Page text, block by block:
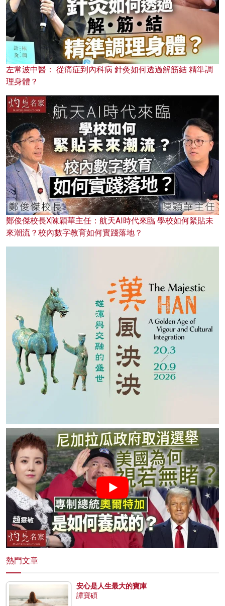
左常波中醫： 從痛症到內科病 針灸如何透過解筋結 精準調
理身體？
鄭俊傑校長X陳穎華主任：航天AI時代來臨 學校如何緊貼未
來潮流？校內數字教育如何實踐落地？
熱門文章
安心是人生最大的寶庫
譚寶碩